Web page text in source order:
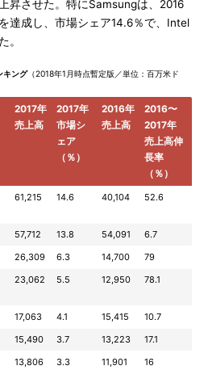
昇させた。特にSamsungは、2016
達成し、市場シェア14.6％で、Intel
。
キング（2018年1月時点暫定版／単位：百万米ド
2017年
売上高
2017年
市場シ
ェア
（％）
2016年
売上高
2016〜
2017年
売上高伸
長率
（％）
61,215 14.6 40,104 52.6
57,712 13.8 54,091
6.7
26,309 6.3 14,700
79
23,062 5.5 12,950 78.1
17,063 4.1 15,415
10.7
15,490 3.7 13,223
17.1
13,806 3.3 11,901 16